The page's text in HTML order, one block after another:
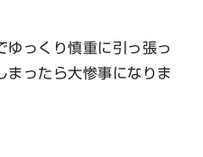
ゆっくり慎重に引っ張っ
まったら大惨事になりま